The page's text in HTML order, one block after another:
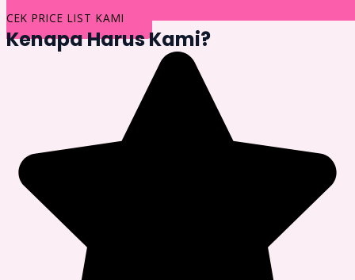
CEK PRICE LIST KAMI
Kenapa Harus Kami?